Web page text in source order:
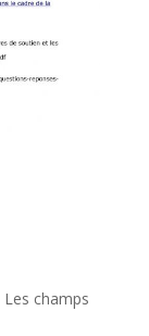
Les champs